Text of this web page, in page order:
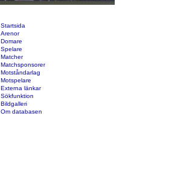
Startsida
Arenor
Domare
Spelare
Matcher
Matchsponsorer
Motståndarlag
Motspelare
Externa länkar
Sökfunktion
Bildgalleri
Om databasen